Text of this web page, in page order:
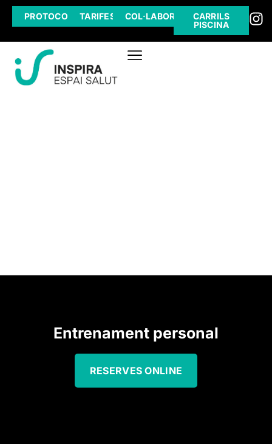
PROTOCOL TARIFES COL·LABORA
CARRILS
PISCINA
Entrenament personal
RESERVES ONLINE